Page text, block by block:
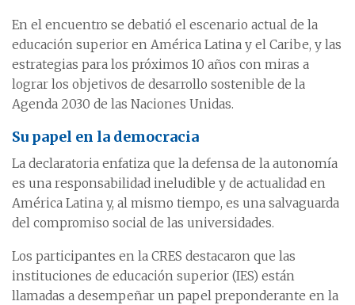
En el encuentro se debatió el escenario actual de la
educación superior en América Latina y el Caribe, y las
estrategias para los próximos 10 años con miras a
lograr los objetivos de desarrollo sostenible de la
Agenda 2030 de las Naciones Unidas.
Su papel en la democracia
La declaratoria enfatiza que la defensa de la autonomía
es una responsabilidad ineludible y de actualidad en
América Latina y, al mismo tiempo, es una salvaguarda
del compromiso social de las universidades.
Los participantes en la CRES destacaron que las
instituciones de educación superior (IES) están
llamadas a desempeñar un papel preponderante en la